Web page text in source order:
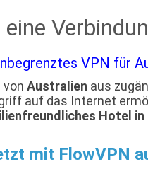
eine
VPN für
von Australien aus
auf das Internet
Hotel
mit FlowVPN